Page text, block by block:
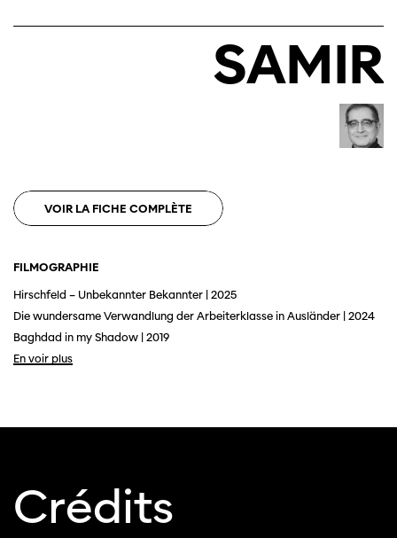
Cette page ne s'affiche pas de manière
optimale avec Internet Explorer. Veuillez
utiliser un autre navigateur.SAMIR
VOIR LA FICHE COMPLÈTE
FILMOGRAPHIE
Hirschfeld – Unbekannter Bekannter | 2025
Die wundersame Verwandlung der Arbeiterklasse in Ausländer | 2024
Baghdad in my Shadow | 2019
En voir plus
Crédits